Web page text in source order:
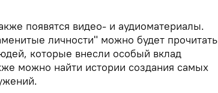
появятся видео- и аудиоматериалы.
личности" можно будет прочитать
которые внесли особый вклад
можно найти истории создания самых